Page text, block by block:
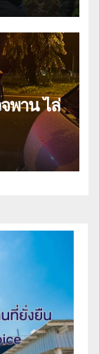
พาน ไล่